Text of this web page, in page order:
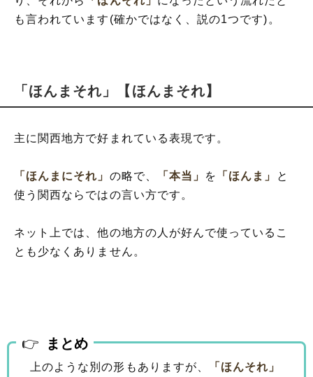
も言われています(確かではなく、説の1つです)。
「ほんまそれ」【ほんまそれ】
主に関西地方で好まれている表現です。
「ほんまにそれ」 の略で、 「本当」 を 「ほんま」
と
使う関西ならではの言い方です。
ネット上では、他の地方の人が好んで使っているこ
とも少なくありません。
まとめ
上のような別の形もありますが、
「ほんそれ」